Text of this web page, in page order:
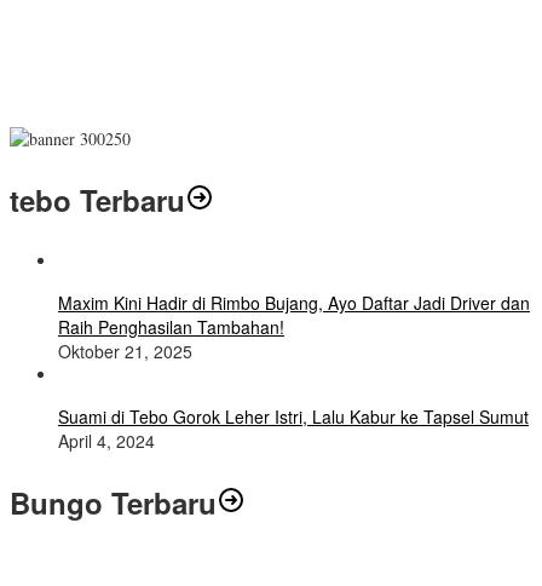
tebo Terbaru
Maxim Kini Hadir di Rimbo Bujang, Ayo Daftar Jadi Driver dan
Raih Penghasilan Tambahan!
Oktober 21, 2025
Suami di Tebo Gorok Leher Istri, Lalu Kabur ke Tapsel Sumut
April 4, 2024
Bungo Terbaru